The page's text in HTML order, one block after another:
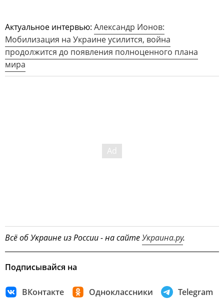
Актуальное интервью: Александр Ионов:
Мобилизация на Украине усилится, война
продолжится до появления полноценного плана
мира
Всё об Украине из России - на сайтеУкраина.ру.
Подписывайся на
ВКонтакте Одноклассники Telegram